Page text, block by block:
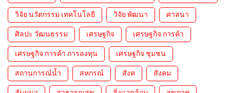
วิจัย นวัตกรรม เทคโนโลยี วิจัย พัฒนา ศาสนา
ศิลปะ วัฒนธรรม เศรษฐกิจ เศรษฐกิจ การค้า
เศรษฐกิจ การค้า การลงทุน เศรษฐกิจ ชุมชน
สถานการณ์น้ำ สหกรณ์ สังค สังคม